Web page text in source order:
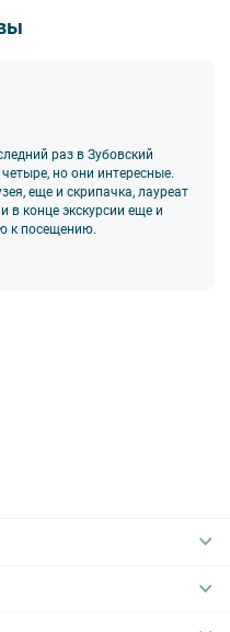
раз в Зубовский
но они интересные.
еще и скрипачка, лауреат
в конце экскурсии еще и
к посещению.